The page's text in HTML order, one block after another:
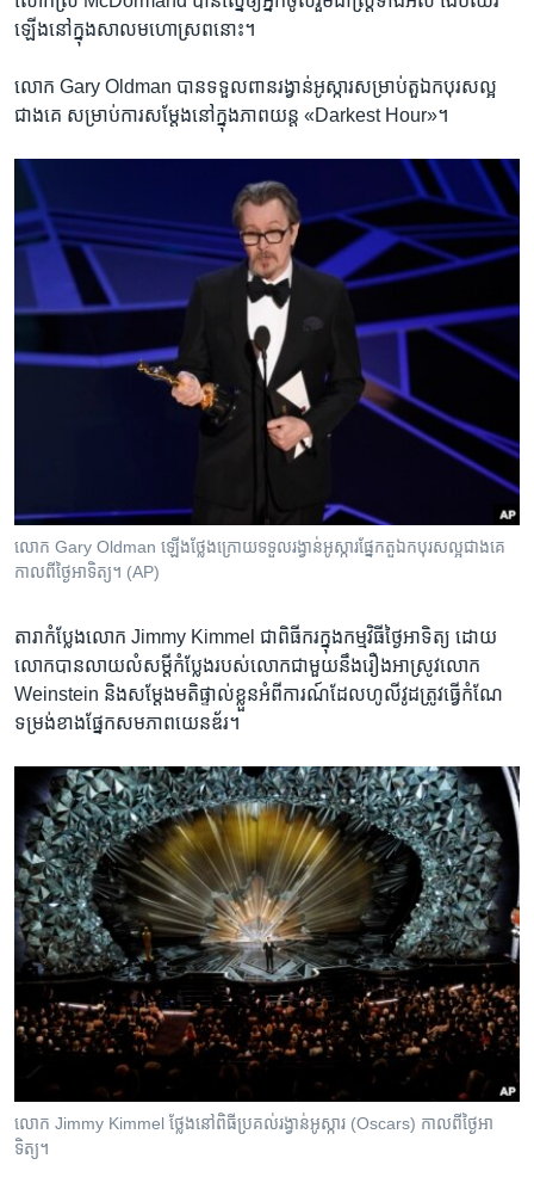
ឡើង​នៅ​ក្នុង​សាល​មហោស្រព​នោះ។
លោក Gary Oldman បាន​ទទួល​ពានរង្វាន់​អូស្ការ​សម្រាប់​តួ​ឯក​បុរស​ល្អ​
ជាង​គេ​ សម្រាប់​ការ​សម្តែង​នៅ​ក្នុង​ភាពយន្ត «Darkest Hour»។
លោក Gary Oldman ឡើង​ថ្លែងក្រោយ​ទទួល​រង្វាន់​អូស្ការផ្នែក​តួ​ឯក​បុរស​ល្អ​ជាង​គេ
កាល​ពី​ថ្ងៃអាទិត្យ។ (AP)​
តារា​កំប្លែង​លោក Jimmy Kimmel ជា​ពិធីករក្នុងកម្មវិធី​ថ្ងៃ​អាទិត្យ ដោយ​
លោក​បាន​លាយលំ​សម្តី​កំប្លែង​របស់​លោកជាមួយ​នឹង​រឿង​អាស្រូវ​លោក
Weinstein និង​សម្តែង​មតិ​ផ្ទាល់​ខ្លួន​អំពីការណ៍​ដែល​ហូលីវូដ​ត្រូវ​ធ្វើ​កំណែ
ទម្រង់​ខាង​ផ្នែក​សមភាព​យេនឌ័រ។
លោក Jimmy Kimmel ថ្លែង​នៅ​ពិធីប្រគល់​រង្វាន់​អូស្ការ (Oscars) កាល​ពី​ថ្ងៃ​អា
ទិត្យ។